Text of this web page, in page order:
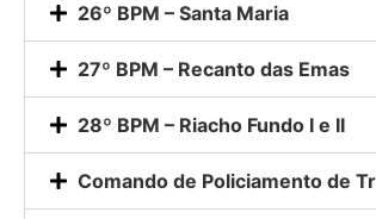
26º BPM – Santa Maria
27º BPM – Recanto das Emas
28º BPM – Riacho Fundo I e II
Comando de Policiamento de